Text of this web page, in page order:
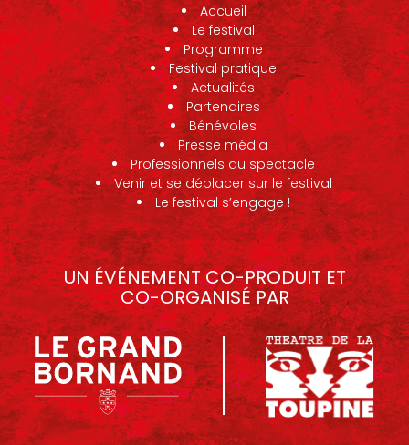
Accueil
Le festival
Programme
Festival pratique
Actualités
Partenaires
Bénévoles
Presse média
Professionnels du spectacle
Venir et se déplacer sur le festival
Le festival s’engage !
UN ÉVÉNEMENT CO-PRODUIT ET
CO-ORGANISÉ PAR